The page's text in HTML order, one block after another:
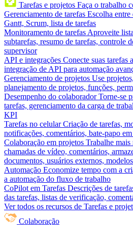
Tarefas e projetos Faça o trabalho
Gerenciamento de tarefas Escolha
Gantt, Scrum, lista de tarefas
Monitoramento de tarefas Aproveite
subtarefas, resumo de tarefas, controle
supervisor
API e integrações Conecte suas tarefas
integração de API para automação
Gerenciamento de projetos Use
planejamento de projetos, funções,
Desempenho do colaborador Torne-se
tarefas, gerenciamento da carga de
KPI
Tarefas no celular Criação de tarefas,
notificações, comentários, bate-papo
Colaboração em projetos Trabalhe
chamadas de vídeo, comentários,
documentos, usuários externos,
Automação Economize tempo com a
a automação do fluxo de trabalho
CoPilot em Tarefas Descrições de
das tarefas, listas de verificação,
Ver todos os recursos de Tarefas e
Colaboração